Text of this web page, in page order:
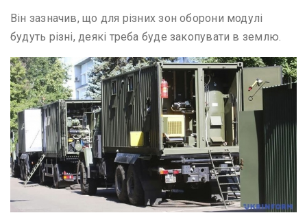
Він зазначив, що для різних зон оборони модулі
будуть різні, деякі треба буде закопувати в землю.